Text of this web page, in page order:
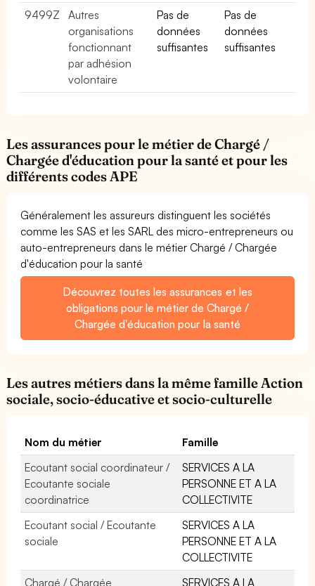
9499Z
Autres
organisations
fonctionnant
par adhésion
volontaire
Pas de
données
suffisantes
Pas de
données
suffisantes
Les assurances pour le métier de Chargé /
Chargée d'éducation pour la santé et pour les
différents codes APE
Généralement les assureurs distinguent les sociétés
comme les SAS et les SARL des micro-entrepreneurs ou
auto-entrepreneurs dans le métier Chargé / Chargée
d'éducation pour la santé
Découvrez toutes les assurances et les
obligations pour le métier de Chargé /
Chargée d'éducation pour la santé
Les autres métiers dans la même famille Action
sociale, socio-éducative et socio-culturelle
Nom du métier
Famille
Ecoutant social coordinateur /
Ecoutante sociale
coordinatrice
SERVICES A LA
PERSONNE ET A LA
COLLECTIVITE
Ecoutant social / Ecoutante
sociale
SERVICES A LA
PERSONNE ET A LA
COLLECTIVITE
Chargé / Chargée
SERVICES A LA